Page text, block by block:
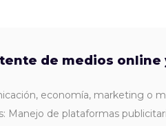
de medios
economía, marketing o
Manejo de plataformas